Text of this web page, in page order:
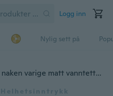
Logg inn
Nylig sett på
16 farger nye dobbeltendte naken varige matt vanntette lipliner og leppestiftblyanter
Helhetsinntrykk